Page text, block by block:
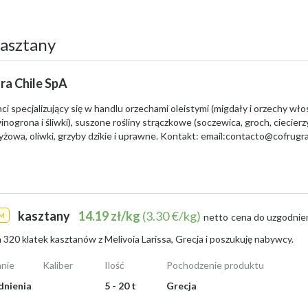
choć najczęściej mieszczą się w granicach0,50-1,20 zł za
, które idealnie sprawdzą się podczas jesiennych dekoracji czy prac
lub jako materiał do kreatywnych zajęć dla dzieci. Można też
Chile SpA
specjalizujący się w handlu orzechami oleistymi (migdały i orzechy
i śliwki), suszone rośliny strączkowe (soczewica, groch,
oliwki, grzyby dzikie i uprawne. Kontakt: email:
kasztany 14.19 zł/kg (3.30 €/kg) netto cena do
320 klatek kasztanów z Melivoia Larissa, Grecja i poszukuję nabywcy.
Kaliber
Ilość
5 - 20 t
Pochodzenie produktu
Grecja